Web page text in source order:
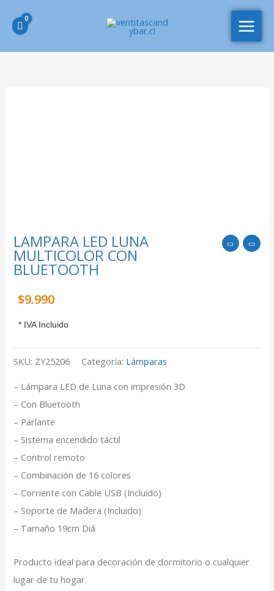
MAIN
LAMPARA LED LUNA
MULTICOLOR CON
BLUETOOTH
$9.990
* IVA Incluido
SKU: ZY25206 Categoría: Lámparas
– Lámpara LED de Luna con impresión 3D
– Con Bluetooth
– Parlante
– Sistema encendido táctil
– Control remoto
– Combinación de 16 colores
– Corriente con Cable USB (Incluido)
– Soporte de Madera (Incluido)
– Tamaño 19cm Diá
Producto ideal para decoración de dormitorio o cualquier
lugar de tu hogar.